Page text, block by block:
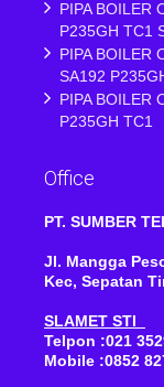
PIPA BOILER
P235GH TC1
PIPA BOILER
SA192
PIPA BOILER
P235GH TC1
Office
PT. SUMBER
Jl. Mangga
Kec, Sepatan
SLAMET STI
Telpon :021
Mobile :0852